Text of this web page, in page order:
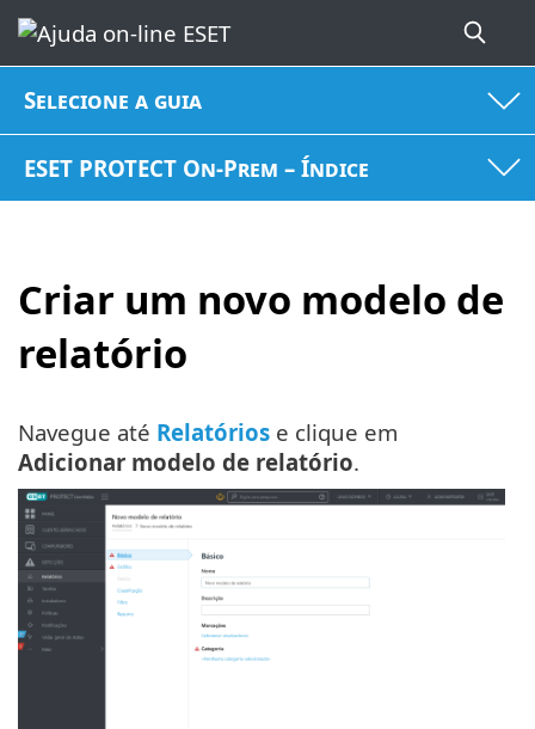
Selecione a guia
ESET PROTECT On-Prem – Índice
Criar um novo modelo de
relatório
Navegue até Relatórios e clique em
Adicionar modelo de relatório.